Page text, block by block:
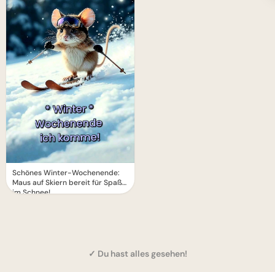
Schönes Winter-Wochenende:
Maus auf Skiern bereit für Spaß
im Schnee!
✓ Du hast alles gesehen!